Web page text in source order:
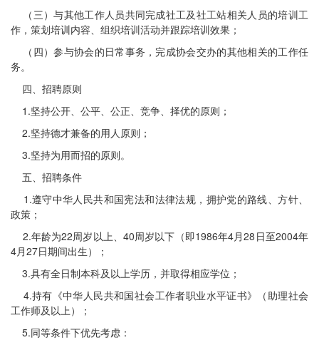
（三）与其他工作人员共同完成社工及社工站相关人员的培训工
作，策划培训内容、组织培训活动并跟踪培训效果；
（四）参与协会的日常事务，完成协会交办的其他相关的工作任
务。
四、招聘原则
1.坚持公开、公平、公正、竞争、择优的原则；
2.坚持德才兼备的用人原则；
3.坚持为用而招的原则。
五、招聘条件
1.遵守中华人民共和国宪法和法律法规，拥护党的路线、方针、
政策；
2.年龄为22周岁以上、40周岁以下（即1986年4月28日至2004年
4月27日期间出生）；
3.具有全日制本科及以上学历，并取得相应学位；
4.持有《中华人民共和国社会工作者职业水平证书》（助理社会
工作师及以上）；
5.同等条件下优先考虑：